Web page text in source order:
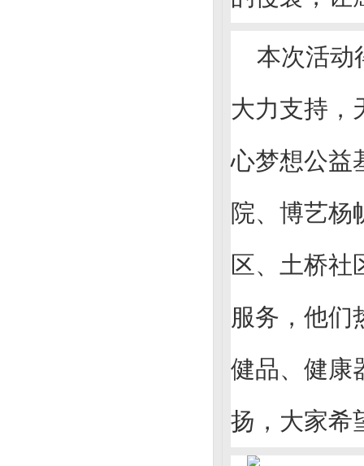
本次活动
大力支持，
心梦想公益
院、博艺杨
区、土桥社
服务，他们
健品、健康
扬，大家希